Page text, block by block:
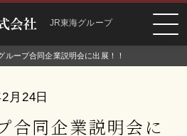
JR東海グループ
ループ合同企業説明会に出展！！
月24日
合同企業説明会に